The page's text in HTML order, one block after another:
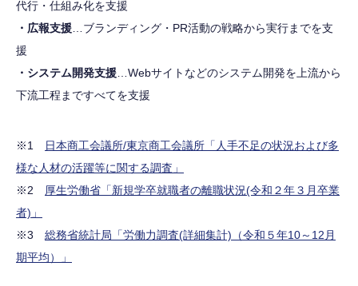
代行・仕組み化を支援
・広報支援 …ブランディング・PR活動の戦略から実行までを支
援
・システム開発支援 …Webサイトなどのシステム開発を上流から
下流工程まですべてを支援
※1
日本商工会議所/東京商工会議所「人手不足の状況および多
様な人材の活躍等に関する調査」
※2
厚生労働省「新規学卒就職者の離職状況(令和２年３月卒業
者)」
※3 総務省統計局「労働力調査(詳細集計)（令和５年10～12月
期平均）」